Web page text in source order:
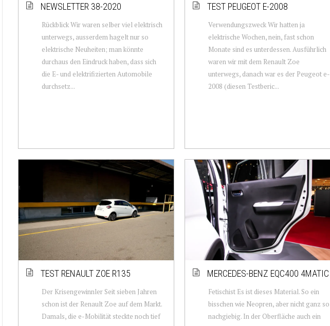
NEWSLETTER 38-2020
Rückblick Wir waren selber viel elektrisch
unterwegs, ausserdem hagelt nur so
elektrische Neuheiten; man könnte
durchaus den Eindruck haben, dass sich
die E- und elektrifizierten Automobile
durchsetz...
TEST PEUGEOT E-2008
Verwendungszweck Wir hatten ja
elektrische Wochen, nein, fast schon
Monate sind es unterdessen. Ausführlich
waren wir mit dem Renault Zoe
unterwegs, danach war es der Peugeot e-
2008 (diesen Testberic...
TEST RENAULT ZOE R135
Der Krisengewinnler Seit sieben Jahren
schon ist der Renault Zoe auf dem Markt.
Damals, die e-Mobilität steckte noch tief
MERCEDES-BENZ EQC400 4MATIC
Fetischist Es ist dieses Material. So ein
bisschen wie Neopren, aber nicht ganz so
nachgiebig. In der Oberfläche auch ein